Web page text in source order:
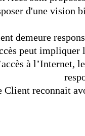
d'une vision
demeure
peut impliquer
à l’Internet,
Client reconnait